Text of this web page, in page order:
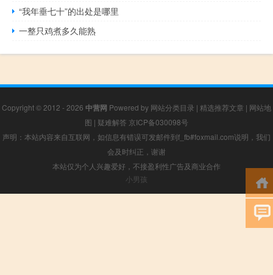
“我年垂七十”的出处是哪里
一整只鸡煮多久能熟
Copyright © 2012 - 2026 中营网 Powered by 网站分类目录 | 精选推荐文章 | 网站地
图 | 疑难解答 京ICP备030098号
声明：本站内容来自互联网，如信息有错误可发邮件到f_fb#foxmail.com说明，我们
会及时纠正，谢谢
本站仅为个人兴趣爱好，不接盈利性广告及商业合作
小男孩